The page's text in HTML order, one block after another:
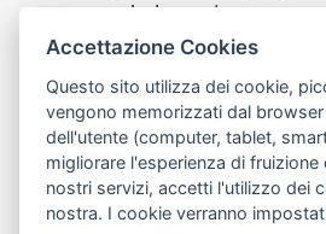
www.trambologna.it
trova infopoint sulla mappa
Trova l'infopoint
più vicino
telefona al call
Chiama il call
center
800078611
Contatto cantiere per
o nelle ore notturne:366 65 36
Accettazione Cookies
Questo sito utilizza dei cookie,
vengono memorizzati dal
dell'utente (computer, tablet,
migliorare l'esperienza di
nostri servizi, accetti l'utilizzo dei
nostra. I cookie verranno